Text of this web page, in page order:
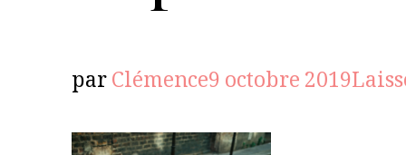
parClémence9 octobre 2019